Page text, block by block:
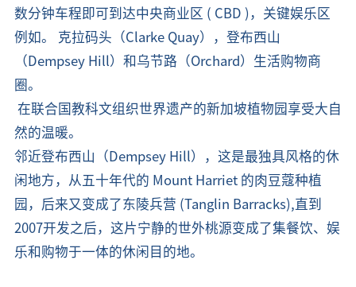
数分钟车程即可到达中央商业区 ( CBD )，关键娱乐区
例如。 克拉码头（Clarke Quay），登布西山
（Dempsey Hill）和乌节路（Orchard）生活购物商
圈。
在联合国教科文组织世界遗产的新加坡植物园享受大自
然的温暖。
邻近登布西山（Dempsey Hill），这是最独具风格的休
闲地方，从五十年代的 Mount Harriet 的肉豆蔻种植
园，后来又变成了东陵兵营 (Tanglin Barracks),直到
2007开发之后，这片宁静的世外桃源变成了集餐饮、娱
乐和购物于一体的休闲目的地。